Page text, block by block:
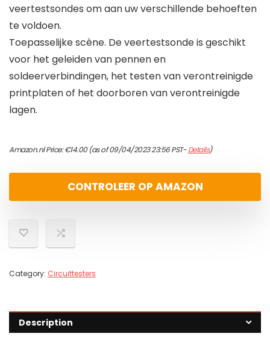
veertestsondes om aan uw verschillende behoeften
te voldoen.
Toepasselijke scène. De veertestsonde is geschikt
voor het geleiden van pennen en
soldeerverbindingen, het testen van verontreinigde
printplaten of het doorboren van verontreinigde
lagen.
Amazon.nl Price:€14.00(as of 09/04/2023 23:56 PST-Details)
CONTROLEER OP AMAZON
Category: Circuittesters
Description